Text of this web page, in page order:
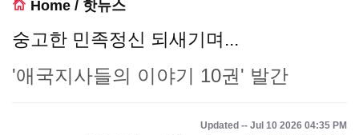
Home / 핫뉴스
숭고한 민족정신 되새기며...
'애국지사들의 이야기 10권' 발간
Updated -- Jul 10 2026 04:35 PM